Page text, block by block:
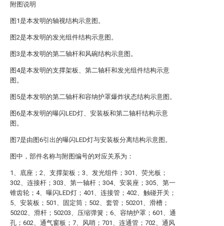
附图说明
图1是本发明的轴视结构示意图。
图2是本发明的发光组件结构示意图。
图3是本发明的第二轴杆和风碗结构示意图。
图4是本发明的支撑架板、第二轴杆和发光组件结构示意
图。
图5是本发明的第二轴杆和容纳护罩爆炸状态结构示意图。
图6是本发明的曝闪LED灯、安装板和第二轴杆结构示意
图。
图7是由图6引出的曝闪LED灯与安装板分离结构示意图。
图中，部件名称与附图编号的对应关系为：
1、底座；2、支撑架板；3、发光组件；301、荧光板；
302、连接杆；303、第一轴杆；304、安装座；305、第一
锥齿轮；4、曝闪LED灯；401、连接管；402、触碰开关；
5、安装板；501、固定筒；502、套管；50201、滑槽；
50202、滑杆；50203、压缩弹簧；6、容纳护罩；601、通
孔；602、通气窗板；7、风哨；701、连通管；702、通风